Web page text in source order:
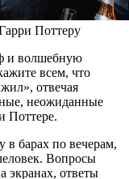
Поттеру
и волшебную
всем, что
отвечая
неожиданные
Поттере.
барах по вечерам,
Вопросы
экранах, ответы